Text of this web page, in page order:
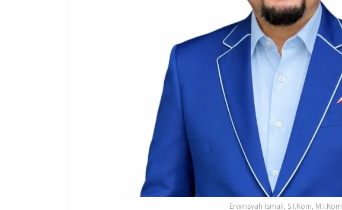
Erwinsyah Ismail, S.I.Kom, M.I.Kom